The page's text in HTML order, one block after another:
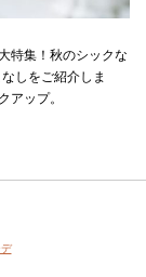
特集！秋のシックな
しをご紹介しま
アップ。